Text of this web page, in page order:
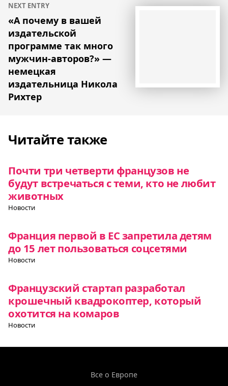
NEXT ENTRY
«А почему в вашей
издательской
программе так много
мужчин-авторов?» —
немецкая
издательница Никола
Рихтер
Читайте также
Почти три четверти французов не
будут встречаться с теми, кто не любит
животных
Новости
Франция первой в ЕС запретила детям
до 15 лет пользоваться соцсетями
Новости
Французский стартап разработал
крошечный квадрокоптер, который
охотится на комаров
Новости
Все о Европе